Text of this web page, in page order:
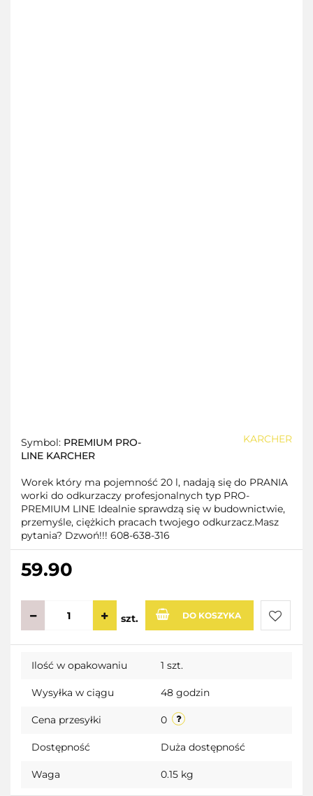
Symbol: PREMIUM PRO-
LINE KARCHER
KARCHER
Worek który ma pojemność 20 l, nadają się do PRANIA
worki do odkurzaczy profesjonalnych typ PRO-
PREMIUM LINE Idealnie sprawdzą się w budownictwie,
przemyśle, ciężkich pracach twojego odkurzacz.Masz
pytania? Dzwoń!!! 608-638-316
59.90
szt. DO KOSZYKA
Do
Ilość w opakowaniu 1 szt.
Wysyłka w ciągu 48 godzin
Cena przesyłki 0
Dostępność Duża dostępność
Waga 0.15 kg